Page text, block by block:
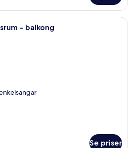
En dubbelsäng med tillhörande
- balkong
Se priser